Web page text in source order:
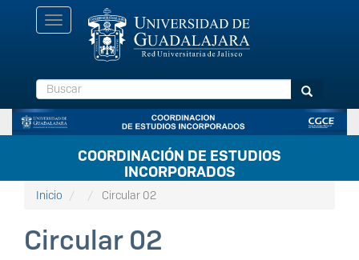
Toggle
navigation
Buscar Buscar
COORDINACIÓN DE ESTUDIOS
INCORPORADOS
Inicio Circular 02
Circular 02